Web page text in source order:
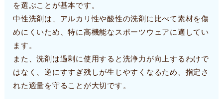
を選ぶことが基本です。
中性洗剤は、アルカリ性や酸性の洗剤に比べて素材を傷
めにくいため、特に高機能なスポーツウェアに適してい
ます。
また、洗剤は過剰に使用すると洗浄力が向上するわけで
はなく、逆にすすぎ残しが生じやすくなるため、指定さ
れた適量を守ることが大切です。